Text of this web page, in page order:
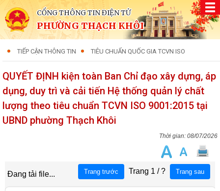
CỔNG THÔNG TIN ĐIỆN TỬ
PHƯỜNG THẠCH KHÔI
TIẾP CẬN THÔNG TIN TIÊU CHUẨN QUỐC GIA TCVN ISO
QUYẾT ĐỊNH kiện toàn Ban Chỉ đạo xây dựng, áp
dụng, duy trì và cải tiến Hệ thống quản lý chất
lượng theo tiêu chuẩn TCVN ISO 9001:2015 tại
UBND phường Thạch Khôi
08/07/2026